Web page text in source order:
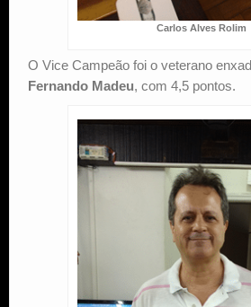
Carlos Alves Rolim
O Vice Campeão foi o veterano
Fernando Madeu, com 4,5 pontos.